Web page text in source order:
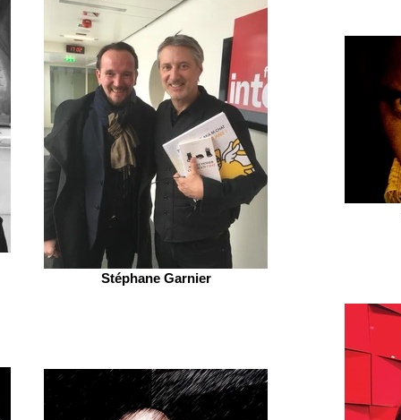
Stéphane Garnier